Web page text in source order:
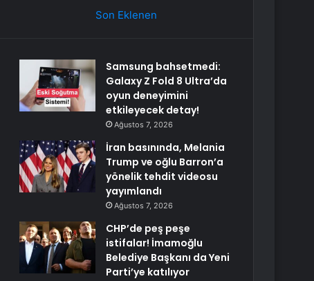
Son Eklenen
Samsung bahsetmedi:
Galaxy Z Fold 8 Ultra’da
oyun deneyimini
etkileyecek detay!
Ağustos 7, 2026
İran basınında, Melania
Trump ve oğlu Barron’a
yönelik tehdit videosu
yayımlandı
Ağustos 7, 2026
CHP’de peş peşe
istifalar! İmamoğlu
Belediye Başkanı da Yeni
Parti’ye katılıyor